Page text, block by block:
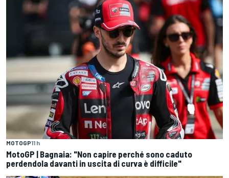
MOTOGP11 h
MotoGP | Bagnaia: "Non capire perché sono caduto
perdendola davanti in uscita di curva è difficile"